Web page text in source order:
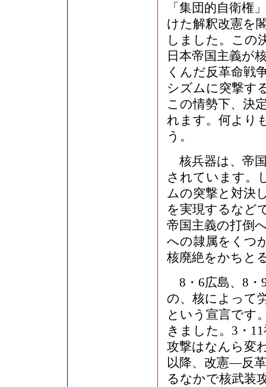
「集団的自衛権
けた解釈改憲を
しました。この
日本帝国主義が
くんだ反革命戦
シズムに突撃す
この情勢下、決
れます。何より
う。
核兵器は、帝
されています。
ムの突撃と対決
を実現するなど
帝国主義の打倒
への隷属をくつ
核廃絶をかちと
8・6広島、8・
の、核によって
という宣言です
きました。3・
攻撃はなんら変
以降、改憲―反
るなかで核武装